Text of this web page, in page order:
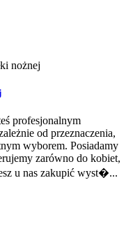
profesjonalnym
od przeznaczenia,
wyborem. Posiadamy
zarówno do kobiet,
u nas zakupić wyst�...